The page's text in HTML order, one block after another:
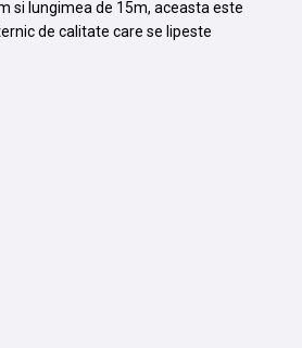
si lungimea de 15m, aceasta este
de calitate care se lipeste